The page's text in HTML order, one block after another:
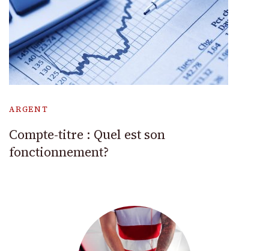
ARGENT
Compte-titre : Quel est son
fonctionnement?